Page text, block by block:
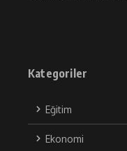
Kategoriler
Eğitim
Ekonomi